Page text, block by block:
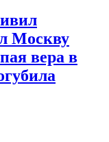
Москву
вера в